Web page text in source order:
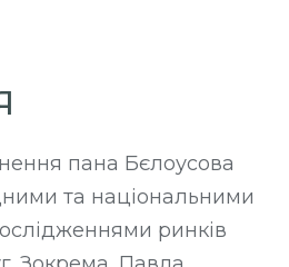
пана Бєлоусова
та національними
ринків